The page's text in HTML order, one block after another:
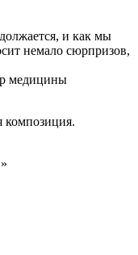
и как мы
немало сюрпризов,
медицины
композиция.